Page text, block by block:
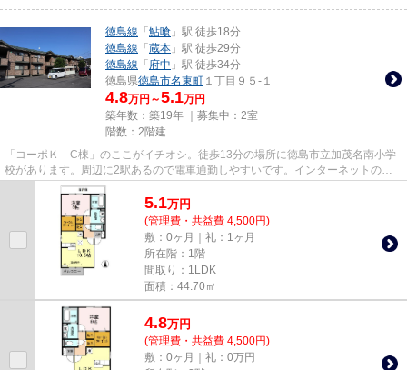
徳島線 「 鮎喰 」駅 徒歩18分
徳島線 「 蔵本 」駅 徒歩29分
徳島線 「 府中 」駅 徒歩34分
徳島県徳島市名東町 １丁目９５-１
4.8万円～5.1万円
築年数：築19年 ｜募集中： 2室
階数：2階建
「コーポＫ C棟」のここがイチオシ。徒歩13分の場所に徳島市立加茂名南小学
校があります。周辺に2駅あるので電車通勤しやすいです。インターネットの使
用が可能な物件です。徳島市で...
5.1万円
(管理費・共益費 4,500円)
敷：0ヶ月｜礼：1ヶ月
所在階：1階
間取り：1LDK
面積：44.70㎡
4.8万円
(管理費・共益費 4,500円)
敷：0ヶ月｜礼：0万円